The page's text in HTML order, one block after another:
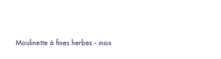
Moulinette à fines herbes - inox